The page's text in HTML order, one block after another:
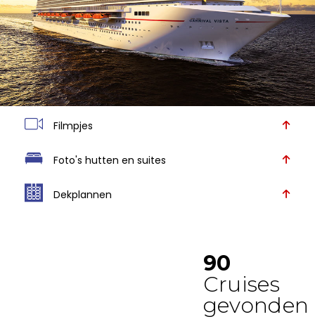
Filmpjes
Foto's hutten en suites
Dekplannen